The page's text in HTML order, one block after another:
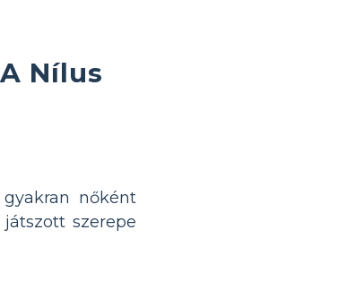
Nílus
nőként
szerepe